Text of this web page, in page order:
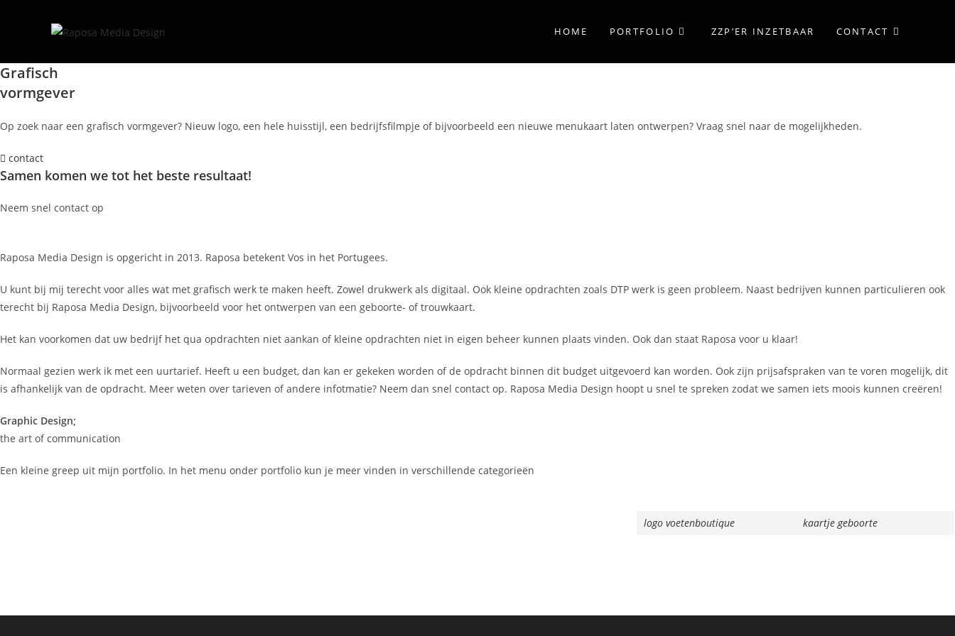
HOME PORTFOLIO ZZP’ER INZETBAAR CONTACT
Grafisch
vormgever
Op zoek naar een grafisch vormgever? Nieuw logo, een hele huisstijl, een bedrijfsfilmpje of bijvoorbeeld een nieuwe menukaart laten ontwerpen? Vraag snel naar de mogelijkheden.
contact
Samen komen we tot het beste resultaat!
Neem snel contact op
Raposa Media Design is opgericht in 2013. Raposa betekent Vos in het Portugees.
U kunt bij mij terecht voor alles wat met grafisch werk te maken heeft. Zowel drukwerk als digitaal. Ook kleine opdrachten zoals DTP werk is geen probleem. Naast bedrijven kunnen particulieren ook
terecht bij Raposa Media Design, bijvoorbeeld voor het ontwerpen van een geboorte- of trouwkaart.
Het kan voorkomen dat uw bedrijf het qua opdrachten niet aankan of kleine opdrachten niet in eigen beheer kunnen plaats vinden. Ook dan staat Raposa voor u klaar!
Normaal gezien werk ik met een uurtarief. Heeft u een budget, dan kan er gekeken worden of de opdracht binnen dit budget uitgevoerd kan worden. Ook zijn prijsafspraken van te voren mogelijk, dit
is afhankelijk van de opdracht. Meer weten over tarieven of andere infotmatie? Neem dan snel contact op. Raposa Media Design hoopt u snel te spreken zodat we samen iets moois kunnen creëren!
Graphic Design;
the art of communication
Een kleine greep uit mijn portfolio. In het menu onder portfolio kun je meer vinden in verschillende categorieën
logo voetenboutique kaartje geboorte